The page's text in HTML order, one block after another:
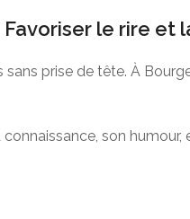
le rire et
prise de tête. À
son humour,